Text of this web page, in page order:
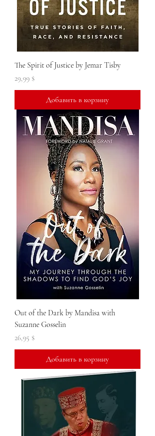
The Spirit of Justice by Jemar Tisby
Цена
29,99 $
Добавить в корзину
Out of the Dark by Mandisa with
Suzanne Gosselin
Цена
26,95 $
Добавить в корзину